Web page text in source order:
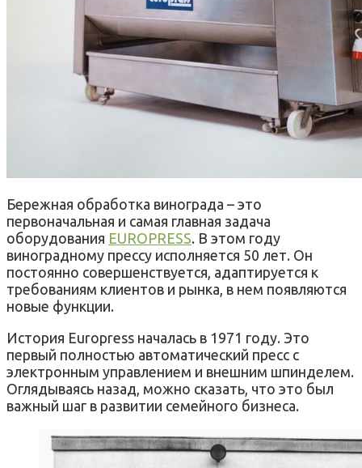
Бережная обработка винограда – это
первоначальная и самая главная задача
оборудования EUROPRESS. В этом году
виноградному прессу исполняется 50 лет. Он
постоянно совершенствуется, адаптируется к
требованиям клиентов и рынка, в нем появляются
новые функции.
История Europress началась в 1971 году. Это
первый полностью автоматический пресс с
электронным управлением и внешним шпинделем.
Оглядываясь назад, можно сказать, что это был
важный шаг в развитии семейного бизнеса.